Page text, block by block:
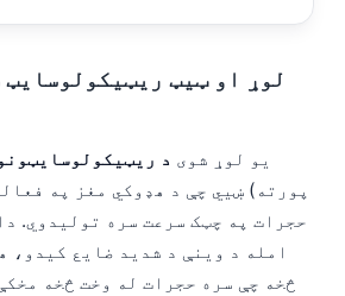
لوړ او ټیټ
یو لوړ شوی د
پورته) ښیي چې د هډوکي مغز په
حجرات په چټک سرعت سره تولیدوي.
امله د وینې د شدید ضایع کیدو،
څخه چې سره حجرات له وخت څخه